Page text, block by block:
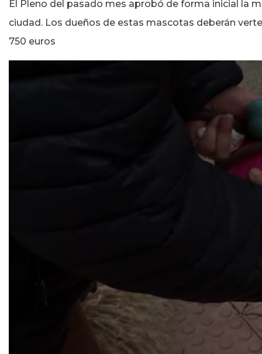
El Pleno del pasado mes aprobó de forma inicial la
ciudad. Los dueños de estas mascotas deberán
750 euros